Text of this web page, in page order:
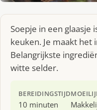
Soepje in een glaasje
keuken. Je maakt
Belangrijkste
witte selder.
BEREIDINGSTIJD
10 minuten